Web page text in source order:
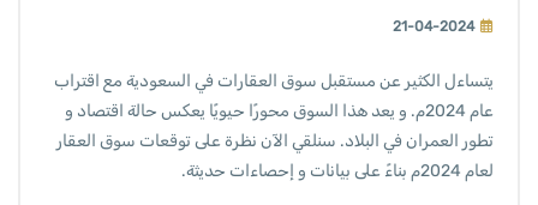
21-04-2024
يتساءل الكثير عن مستقبل سوق العقارات في السعودية مع اقتراب
عام 2024م. و يعد هذا السوق محورًا حيويًا يعكس حالة اقتصاد و
تطور العمران في البلاد. سنلقي الآن نظرة على توقعات سوق العقار
لعام 2024م بناءً على بيانات و إحصاءات حديثة.